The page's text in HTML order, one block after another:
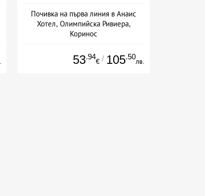
Почивка на първа линия в Анаис
Хотел, Олимпийска Ривиера,
Коринос
53.94
€ / 105.50
лв.